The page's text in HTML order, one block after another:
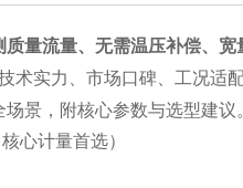
质量流量、无需温压补偿、宽
术实力、市场口碑、工况适
景，附核心参数与选型建议
心计量首选）